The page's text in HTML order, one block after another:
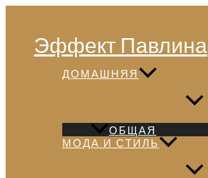
содержимому
Эффект Павлина
ДОМАШНЯЯ
ОБЩАЯ
МОДА И СТИЛЬ